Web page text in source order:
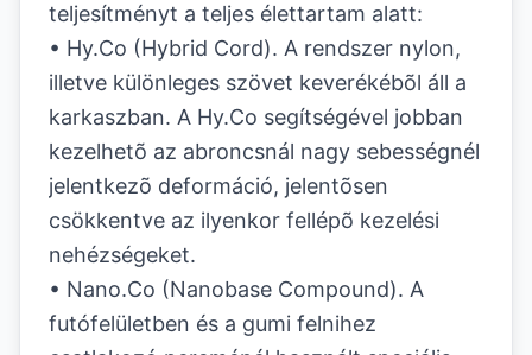
teljesítményt a teljes élettartam alatt:
• Hy.Co (Hybrid Cord). A rendszer nylon,
illetve különleges szövet keverékébõl áll a
karkaszban. A Hy.Co segítségével jobban
kezelhetõ az abroncsnál nagy sebességnél
jelentkezõ deformáció, jelentõsen
csökkentve az ilyenkor fellépõ kezelési
nehézségeket.
• Nano.Co (Nanobase Compound). A
futófelületben és a gumi felnihez